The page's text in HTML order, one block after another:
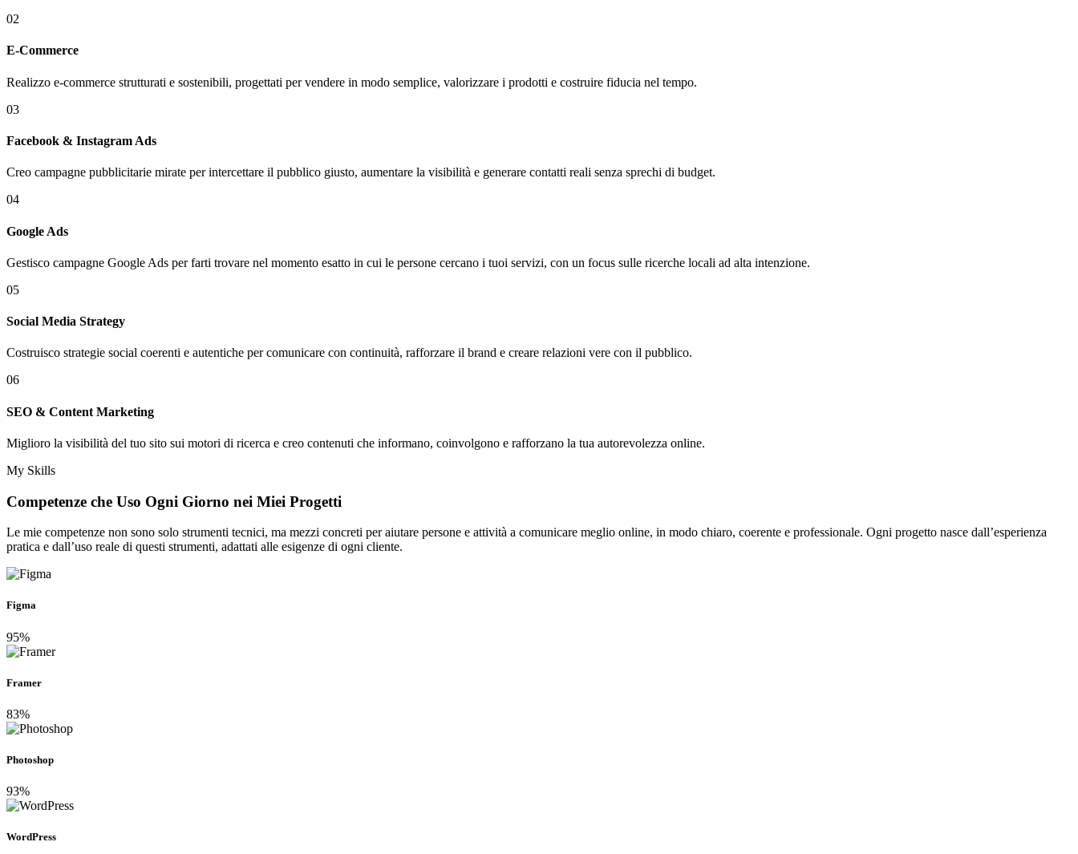
02
E-Commerce
Realizzo e-commerce strutturati e sostenibili, progettati per vendere in modo semplice, valorizzare i prodotti e costruire fiducia nel tempo.
03
Facebook & Instagram Ads
Creo campagne pubblicitarie mirate per intercettare il pubblico giusto, aumentare la visibilità e generare contatti reali senza sprechi di budget.
04
Google Ads
Gestisco campagne Google Ads per farti trovare nel momento esatto in cui le persone cercano i tuoi servizi, con un focus sulle ricerche locali ad alta intenzione.
05
Social Media Strategy
Costruisco strategie social coerenti e autentiche per comunicare con continuità, rafforzare il brand e creare relazioni vere con il pubblico.
06
SEO & Content Marketing
Miglioro la visibilità del tuo sito sui motori di ricerca e creo contenuti che informano, coinvolgono e rafforzano la tua autorevolezza online.
My Skills
Competenze che Uso Ogni Giorno nei Miei Progetti
Le mie competenze non sono solo strumenti tecnici, ma mezzi concreti per aiutare persone e attività a comunicare meglio online, in modo chiaro, coerente e professionale. Ogni progetto nasce dall’esperienza
pratica e dall’uso reale di questi strumenti, adattati alle esigenze di ogni cliente.
Figma
95%
Framer
83%
Photoshop
93%
WordPress